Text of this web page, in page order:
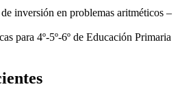
inversión en problemas aritméticos –
para 4º-5º-6º de Educación Primaria